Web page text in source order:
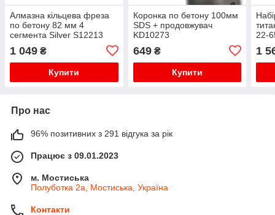
Алмазна кільцева фреза
по бетону 82 мм 4
сегмента Silver S12213
1 049 ₴
Купити
Коронка по бетону 100мм
SDS + продовжувач
KD10273
649₴
Купити
22-
1
Про нас
96% позитивних з 291 відгука за рік
Працює з 09.01.2023
м. Мостиська
Полуботка 2а, Мостиська, Україна
Контакти